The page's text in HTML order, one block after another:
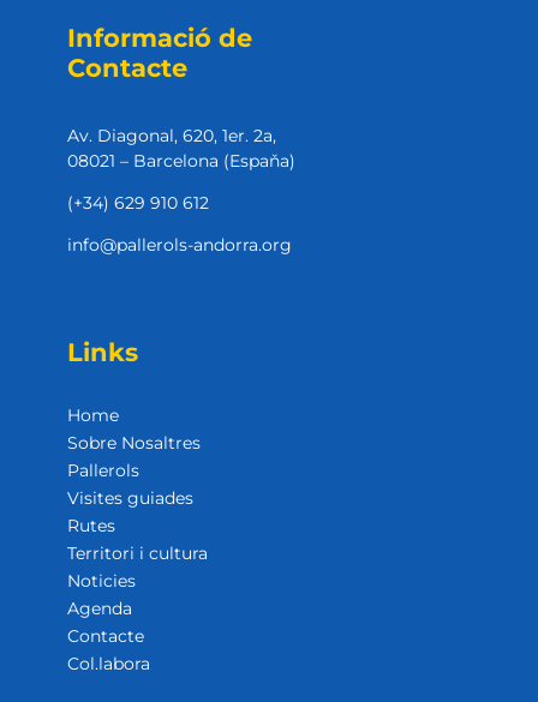
Informació de
Contacte
Av. Diagonal, 620, 1er. 2a,
08021 – Barcelona (Espaňa)
(+34) 629 910 612
info@pallerols-andorra.org
Links
Home
Sobre Nosaltres
Pallerols
Visites guiades
Rutes
Territori i cultura
Noticies
Agenda
Contacte
Col.labora